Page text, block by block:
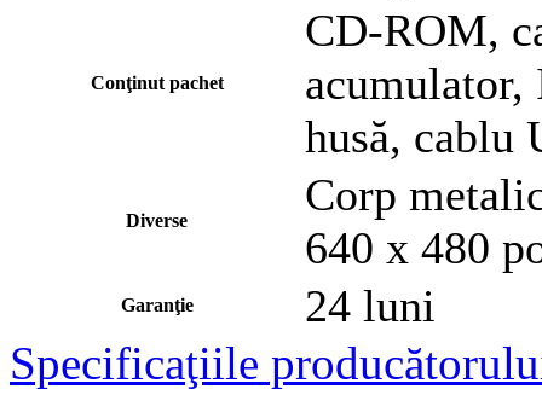
Conţinut pachet
CD-ROM,
acumulator,
husă, cablu
Diverse
Corp
640 x 480
Garanţie 24 luni
Specificaţiile